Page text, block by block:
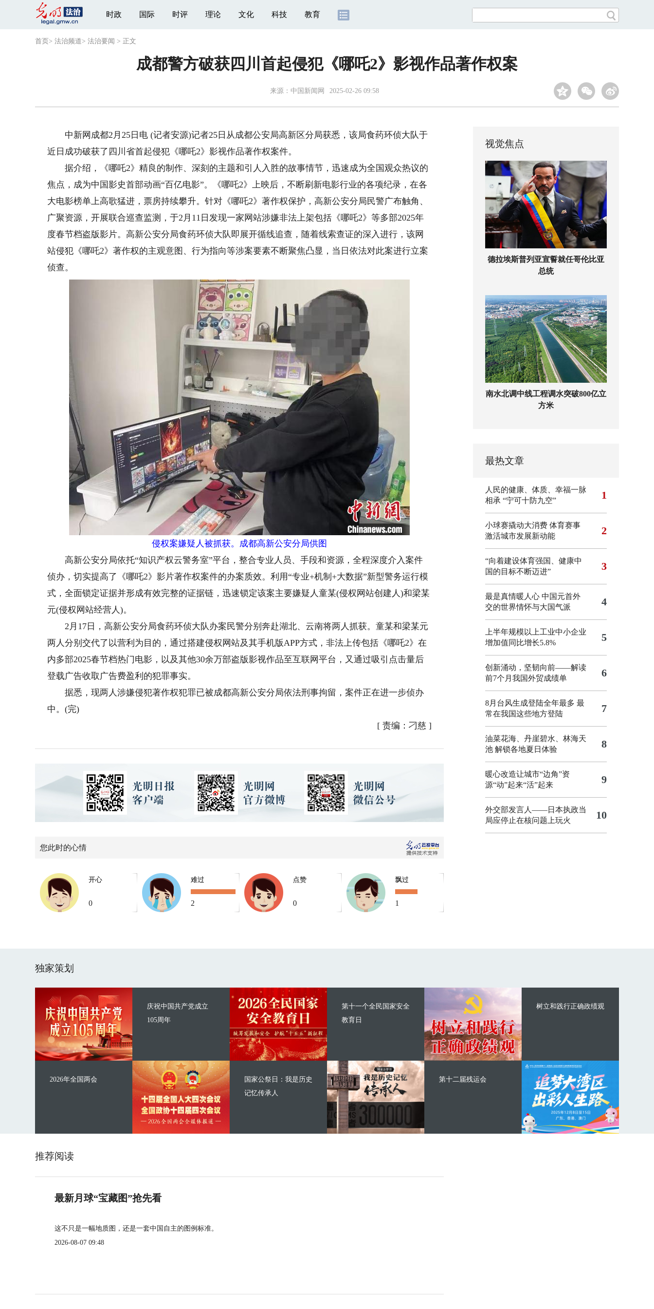
时政 国际 时评 理论 文化 科技 教育
首页 > 法治频道> 法治要闻 > 正文
成都警方破获四川首起侵犯《哪吒2》影视作品著作权案
来源： 中国新闻网 2025-02-26 09:58
中新网成都2月25日电 (记者安源)记者25日从成都公安局高新区分局获悉，该局食药环侦大队于
近日成功破获了四川省首起侵犯《哪吒2》影视作品著作权案件。
据介绍，《哪吒2》精良的制作、深刻的主题和引人入胜的故事情节，迅速成为全国观众热议的
焦点，成为中国影史首部动画“百亿电影”。《哪吒2》上映后，不断刷新电影行业的各项纪录，在各
大电影榜单上高歌猛进，票房持续攀升。针对《哪吒2》著作权保护，高新公安分局民警广布触角、
广聚资源，开展联合巡查监测，于2月11日发现一家网站涉嫌非法上架包括《哪吒2》等多部2025年
度春节档盗版影片。高新公安分局食药环侦大队即展开循线追查，随着线索查证的深入进行，该网
站侵犯《哪吒2》著作权的主观意图、行为指向等涉案要素不断聚焦凸显，当日依法对此案进行立案
侦查。
侵权案嫌疑人被抓获。成都高新公安分局供图
高新公安分局依托“知识产权云警务室”平台，整合专业人员、手段和资源，全程深度介入案件
侦办，切实提高了《哪吒2》影片著作权案件的办案质效。利用“专业+机制+大数据”新型警务运行模
式，全面锁定证据并形成有效完整的证据链，迅速锁定该案主要嫌疑人童某(侵权网站创建人)和梁某
元(侵权网站经营人)。
2月17日，高新公安分局食药环侦大队办案民警分别奔赴湖北、云南将两人抓获。童某和梁某元
两人分别交代了以营利为目的，通过搭建侵权网站及其手机版APP方式，非法上传包括《哪吒2》在
内多部2025春节档热门电影，以及其他30余万部盗版影视作品至互联网平台，又通过吸引点击量后
登载广告收取广告费盈利的犯罪事实。
据悉，现两人涉嫌侵犯著作权犯罪已被成都高新公安分局依法刑事拘留，案件正在进一步侦办
中。(完)
[ 责编：刁慈]
您此时的心情
开心
0
难过
2
点赞
0
飘过
1
视觉焦点
德拉埃斯普列亚宣誓就任哥伦比亚
总统
南水北调中线工程调水突破800亿立
方米
最热文章
人民的健康、体质、幸福一脉
相承 “宁可十防九空” 1
小球赛撬动大消费 体育赛事
激活城市发展新动能
2
“向着建设体育强国、健康中
国的目标不断迈进”
3
最是真情暖人心 中国元首外
交的世界情怀与大国气派
4
上半年规模以上工业中小企业
增加值同比增长5.8%
5
创新涌动，坚韧向前——解读
前7个月我国外贸成绩单
6
8月台风生成登陆全年最多 最
常在我国这些地方登陆
7
油菜花海、丹崖碧水、林海天
池 解锁各地夏日体验
8
暖心改造让城市“边角”资
源“动”起来“活”起来
9
外交部发言人——日本执政当
局应停止在核问题上玩火
10
独家策划
庆祝中国共产党成立
105周年
2026年全国两会
第十一个全民国家安全
教育日
国家公祭日：我是历史
记忆传承人
树立和践行正确政绩观
第十二届残运会
推荐阅读
最新月球“宝藏图”抢先看
这不只是一幅地质图，还是一套中国自主的图例标准。
2026-08-07 09:48